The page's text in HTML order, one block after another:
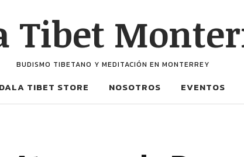
Tibet
BUDISMO TIBETANO Y MEDITACIÓN EN MONTERREY
TIBET STORE NOSOTROS EVENTOS